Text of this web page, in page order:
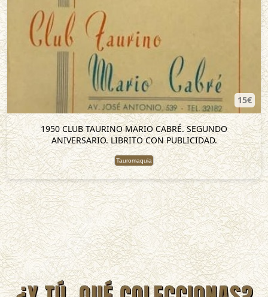
15€
1950 CLUB TAURINO MARIO CABRÉ. SEGUNDO
ANIVERSARIO. LIBRITO CON PUBLICIDAD.
Tauromaquia